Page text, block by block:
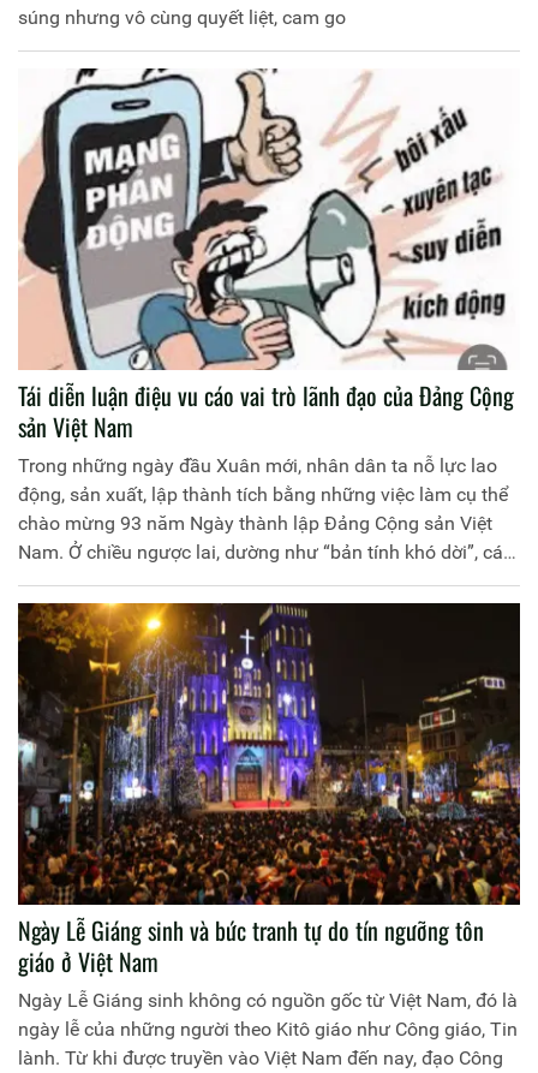
súng nhưng vô cùng quyết liệt, cam go
Tái diễn luận điệu vu cáo vai trò lãnh đạo của Đảng Cộng
sản Việt Nam
Trong những ngày đầu Xuân mới, nhân dân ta nỗ lực lao
động, sản xuất, lập thành tích bằng những việc làm cụ thể
chào mừng 93 năm Ngày thành lập Đảng Cộng sản Việt
Nam. Ở chiều ngược lai, dường như “bản tính khó dời”, các
thế lực thù địch, phản động, cơ hội chính trị ra sức suy diễn,
tuyên truyền xuyên tạc vị trí, vai trò lãnh đạo, cầm quyền
của Đảng Cộng sản Việt Nam.
Ngày Lễ Giáng sinh và bức tranh tự do tín ngưỡng tôn
giáo ở Việt Nam
Ngày Lễ Giáng sinh không có nguồn gốc từ Việt Nam, đó là
ngày lễ của những người theo Kitô giáo như Công giáo, Tin
lành. Từ khi được truyền vào Việt Nam đến nay, đạo Công